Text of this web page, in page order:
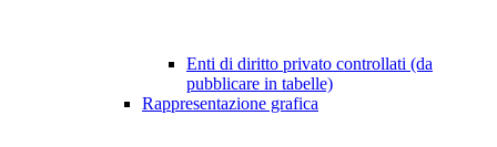
Enti di diritto privato controllati (da
pubblicare in tabelle)
Rappresentazione grafica